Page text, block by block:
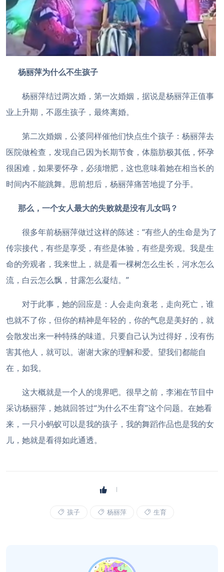
杨丽萍为什么不生孩子
杨丽萍结过两次婚，第一次婚姻，据说是杨丽萍正值事
业上升期，不愿生孩子，最终离婚。
第二次婚姻，公婆同样催他们快点生个孩子：杨丽萍去
医院做检查，发现自己因为长期节食，体脂肪极其低，怀孕
很困难，如果要怀孕，必须增肥，这也意味着她在相当长的
时间内不能跳舞。思前想后，杨丽萍痛苦地提了分手。
那么，一个女人最大的失败就是没有儿女吗？
很多年前杨丽萍做过这样的陈述：“有些人的生命是为了
传宗接代，有些是享受，有些是体验，有些是旁观。我是生
命的旁观者，我来世上，就是看一棵树怎么生长，河水怎么
流，白云怎么飘，甘露怎么凝结。”
对于此事，她的回应是：人会走向衰老，走向死亡，谁
也就不了你，但你的精神是年轻的，你的气息是美好的，就
会散发出来一种特殊的味道。只要自己认为过得好，没有伤
害其他人，就可以。谢谢大家的理解和爱。望我们都能自
在，如我。
这大概就是一个人的境界吧。很早之前，李湘在节目中
采访杨丽萍，她就回答过“为什么不生育”这个问题。在她看
来，一只小蚂蚁可以是我的孩子，我的舞蹈作品也是我的女
儿，她就是看得如此通透。
孩子 杨丽萍 生育